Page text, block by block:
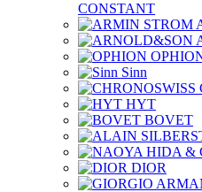
CONSTANT
Sinn
HYT
BOVET
DIOR